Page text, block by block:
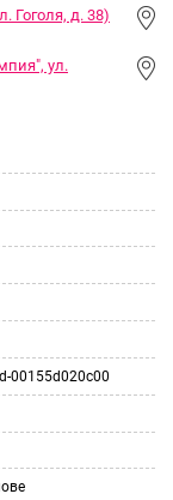
Гоголя, д. 38)
ул.
00155d020c00